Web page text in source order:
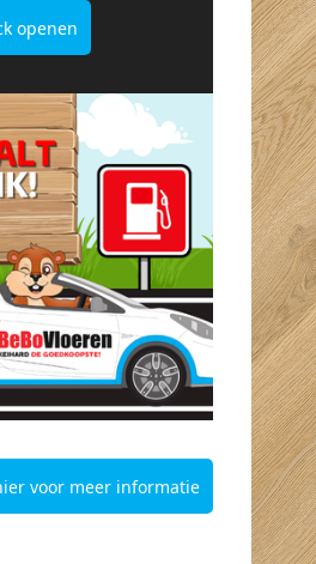
openen
voor meer informatie